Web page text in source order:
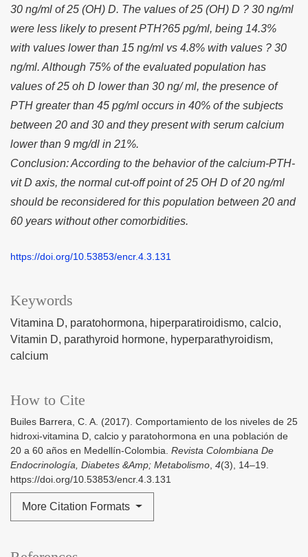
Keywords
Vitamina D paratohormona hiperparatiroidismo calcio
Vitamin D parathyroid hormone hyperparathyroidism
calcium
How to Cite
Builes Barrera, C. A. (2017). Comportamiento de los niveles de 25
hidroxi-vitamina D, calcio y paratohormona en una población de
20 a 60 años en Medellín-Colombia. Revista Colombiana De
Endocrinología, Diabetes &Amp; Metabolismo, 4(3), 14–19.
https://doi.org/10.53853/encr.4.3.131
More Citation Formats
30 ng/ml of 25 (OH) D. The values of 25 (OH) D ? 30 ng/ml
were less likely to present PTH?65 pg/ml, being 14.3%
with values lower than 15 ng/ml vs 4.8% with values ? 30
ng/ml. Although 75% of the evaluated population has
values of 25 oh D lower than 30 ng/ ml, the presence of
PTH greater than 45 pg/ml occurs in 40% of the subjects
between 20 and 30 and they present with serum calcium
lower than 9 mg/dl in 21%.
Conclusion: According to the behavior of the calcium-PTH-
vit D axis, the normal cut-off point of 25 OH D of 20 ng/ml
should be reconsidered for this population between 20 and
60 years without other comorbidities.
https://doi.org/10.53853/encr.4.3.131